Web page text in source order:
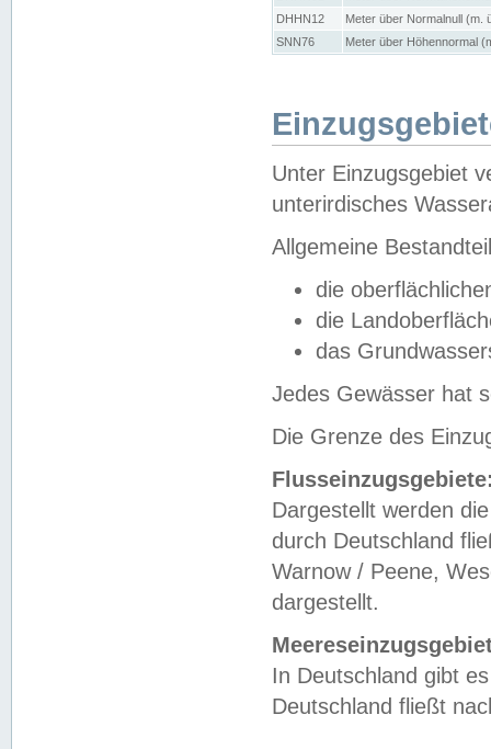
DHHN12
Meter über Normalnull (m.
SNN76
Meter über Höhennormal
Unter Einzugsgebiet
unterirdisches
Allgemeine
die
die
das
Jedes Gewässer hat
Die Grenze des
Dargestellt werden
durch Deutschland
Warnow / Peene,
dargestellt.
In Deutschland gibt
Deutschland fließt